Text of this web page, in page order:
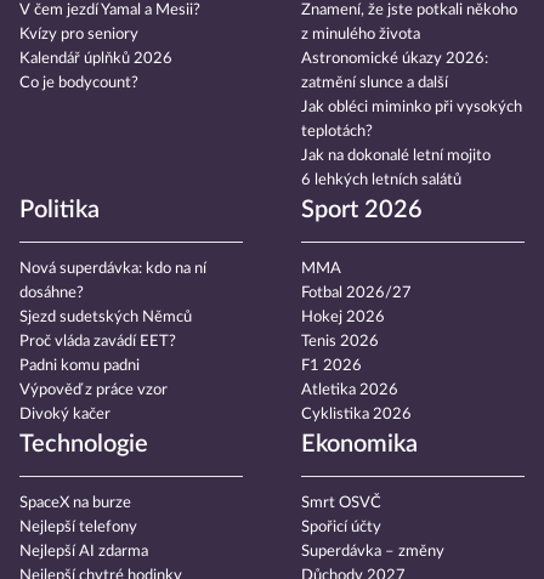
V čem jezdí Yamal a Mesii?
Kvízy pro seniory
Kalendář úplňků 2026
Co je bodycount?
Znamení, že jste potkali někoho
z minulého života
Astronomické úkazy 2026:
zatmění slunce a další
Jak obléci miminko při vysokých
teplotách?
Jak na dokonalé letní mojito
6 lehkých letních salátů
Politika
Nová superdávka: kdo na ní
dosáhne?
Sjezd sudetských Němců
Proč vláda zavádí EET?
Padni komu padni
Výpověď z práce vzor
Divoký kačer
Sport 2026
MMA
Fotbal 2026/27
Hokej 2026
Tenis 2026
F1 2026
Atletika 2026
Cyklistika 2026
Technologie
SpaceX na burze
Nejlepší telefony
Nejlepší AI zdarma
Nejlepší chytré hodinky
Ekonomika
Smrt OSVČ
Spořicí účty
Superdávka – změny
Důchody 2027